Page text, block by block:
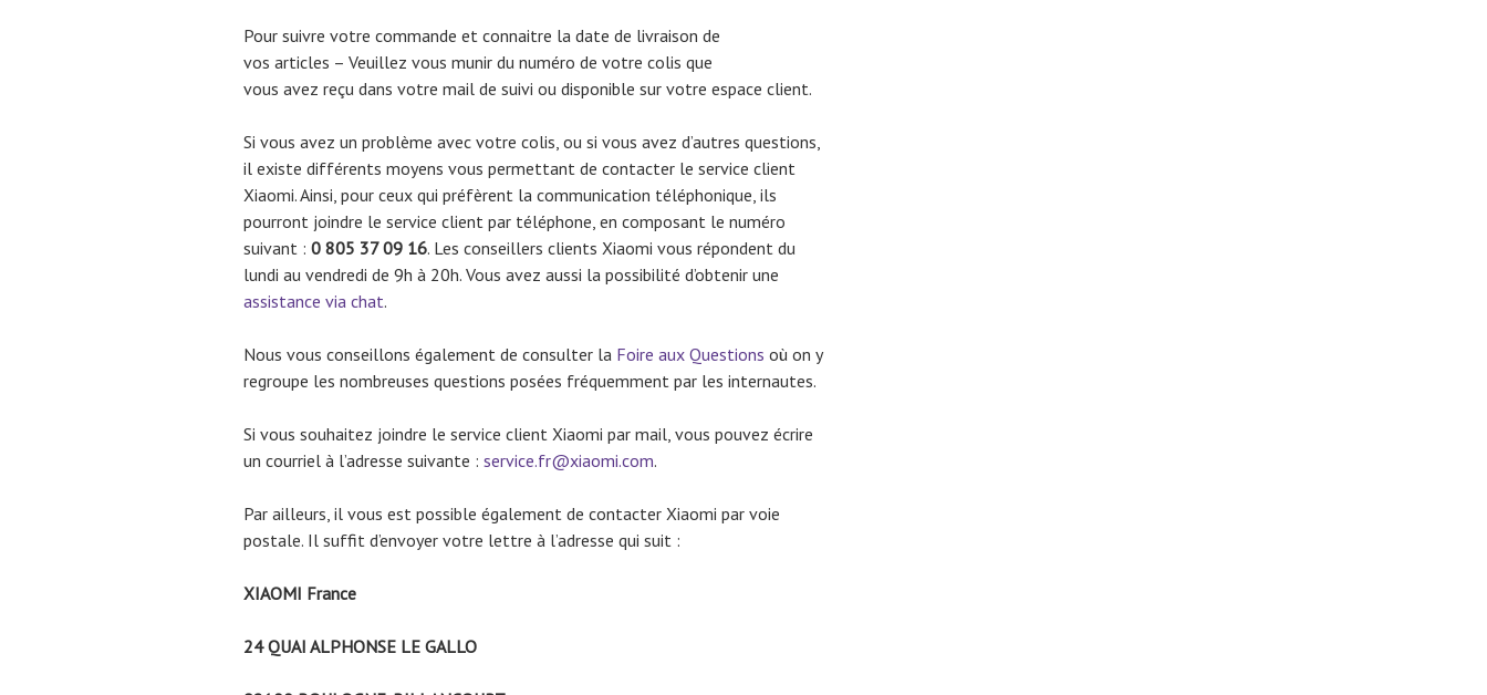
Pour suivre votre commande et connaitre la date de livraison de
vos articles – Veuillez vous munir du numéro de votre colis que
vous avez reçu dans votre mail de suivi ou disponible sur votre espace client.
Si vous avez un problème avec votre colis, ou si vous avez d’autres questions,
il existe différents moyens vous permettant de contacter le service client
Xiaomi. Ainsi, pour ceux qui préfèrent la communication téléphonique, ils
pourront joindre le service client par téléphone, en composant le numéro
suivant : 0 805 37 09 16. Les conseillers clients Xiaomi vous répondent du
lundi au vendredi de 9h à 20h. Vous avez aussi la possibilité d’obtenir une
assistance via chat.
Nous vous conseillons également de consulter la Foire aux Questions où on y
regroupe les nombreuses questions posées fréquemment par les internautes.
Si vous souhaitez joindre le service client Xiaomi par mail, vous pouvez écrire
un courriel à l’adresse suivante : service.fr@xiaomi.com.
Par ailleurs, il vous est possible également de contacter Xiaomi par voie
postale. Il suffit d’envoyer votre lettre à l’adresse qui suit :
XIAOMI France
24 QUAI ALPHONSE LE GALLO